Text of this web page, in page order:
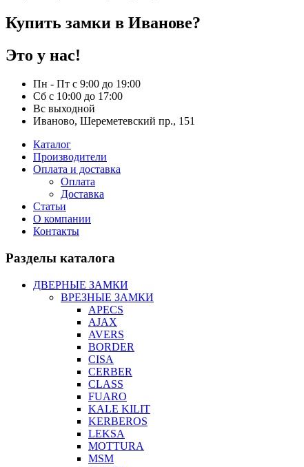
Купить замки в Иванове?
Это у нас!
Пн - Пт с 9:00 до 19:00
Сб с 10:00 до 17:00
Вс выходной
Иваново, Шереметевский пр., 151
Каталог
Производители
Оплата и доставка
Оплата
Доставка
Статьи
О компании
Контакты
Разделы каталога
ДВЕРНЫЕ ЗАМКИ
ВРЕЗНЫЕ ЗАМКИ
APECS
AJAX
AVERS
BORDER
CISA
CERBER
CLASS
FUARO
KALE KILIT
KERBEROS
LEKSA
MOTTURA
MSM